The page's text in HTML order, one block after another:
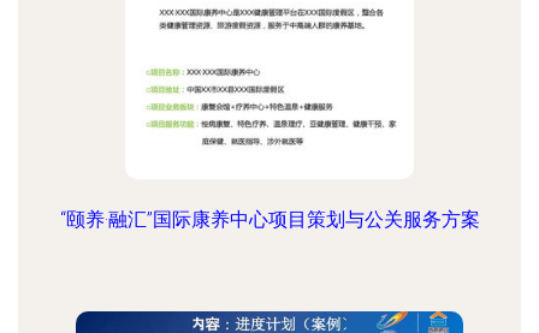
“颐养·融汇”国际康养中心项目策划与公关服务方案